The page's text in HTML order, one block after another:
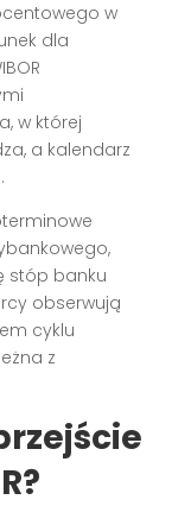
w
dla
w której
a kalendarz
stóp banku
obserwują
cyklu
z